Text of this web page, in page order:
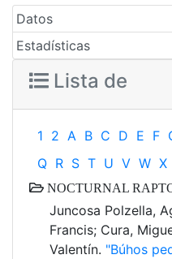
Datos
Estadísticas
Lista de
1 2 A B C D E F
Q R S T U V W X
NOCTURNAL
Juncosa Polzella,
Francis; Cura,
Valentín. "Búhos